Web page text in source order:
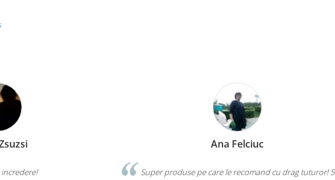
Ana Felciuc
Super produse pe care le recomand cu drag tuturor! 5